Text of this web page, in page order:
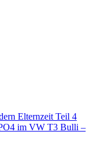
Elternzeit Teil 4
im VW T3 Bulli –